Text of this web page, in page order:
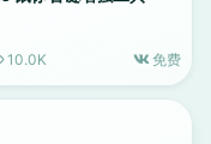
10.0K 免费